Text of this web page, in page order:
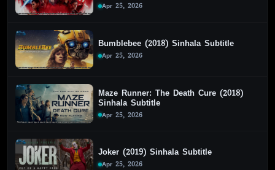
Apr 25, 2026
Bumblebee (2018) Sinhala Subtitle
Apr 25, 2026
Maze Runner: The Death Cure (2018)
Sinhala Subtitle
Apr 25, 2026
Joker (2019) Sinhala Subtitle
Apr 25, 2026